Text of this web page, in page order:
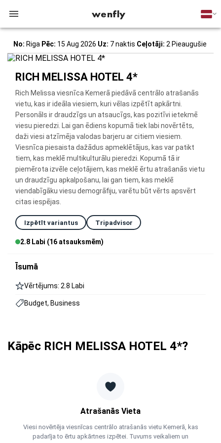
wenfly
No: Riga Pēc: 15 Aug 2026 Uz: 7 naktis Ceļotāji: 2 Pieaugušie
RICH MELISSA HOTEL 4*
Rich Melissa viesnīca Kemerā piedāvā centrālo atrašanās
vietu, kas ir ideāla viesiem, kuri vēlas izpētīt apkārtni.
Personāls ir draudzīgs un atsaucīgs, kas pozitīvi ietekmē
viesu pieredzi. Lai gan ēdiens kopumā tiek labi novērtēts,
daži viesi atzīmēja valodas barjeru ar citiem viesiem.
Viesnīca piesaista dažādus apmeklētājus, kas var patikt
tiem, kas meklē multikulturālu pieredzi. Kopumā tā ir
piemērota izvēle ceļotājiem, kas meklē ērtu atrašanās vietu
un draudzīgu apkalpošanu, lai gan tiem, kas meklē
viendabīgāku viesu demogrāfiju, varētu būt vērts apsvērt
citas iespējas.
Izpētīt variantus Tripadvisor
2.8 Labi (16 atsauksmēm)
Īsumā
Vērtējums: 2.8 Labi
Budget, Business
Kāpēc RICH MELISSA HOTEL 4*?
Atrašanās Vieta
Viesi novērtēja viesnīcas centrālo atrašanās vietu Kemerā, kas
padarīja to ērtu apkārtnes izpētei. Tuvums veikaliem un